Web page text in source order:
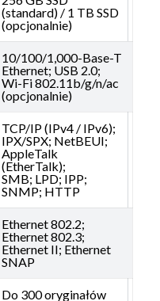
(standard) / 1 TB SSD
(opcjonalnie)
10/100/1,000-Base-T
Ethernet; USB 2.0;
Wi-Fi 802.11b/g/n/ac
(opcjonalnie)
TCP/IP (IPv4 / IPv6);
IPX/SPX; NetBEUI;
AppleTalk
(EtherTalk);
SMB; LPD; IPP;
SNMP; HTTP
Ethernet 802.2;
Ethernet 802.3;
Ethernet II; Ethernet
SNAP
Do 300 oryginałów